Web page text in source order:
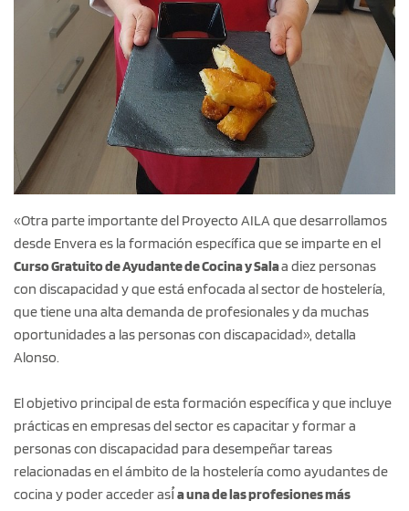
«Otra parte importante del Proyecto AILA que desarrollamos
desde Envera es la formación específica que se imparte en el
Curso Gratuito de Ayudante de Cocina y Salaa diez personas
con discapacidad y que está enfocada al sector de hostelería,
que tiene una alta demanda de profesionales y da muchas
oportunidades a las personas con discapacidad», detalla
Alonso.
El objetivo principal de esta formación específica y que incluye
prácticas en empresas del sector es capacitar y formar a
personas con discapacidad para desempeñar tareas
relacionadas en el ámbito de la hostelería como ayudantes de
cocina y poder acceder así́a una de las profesiones más